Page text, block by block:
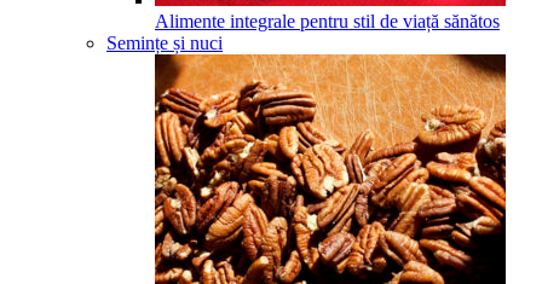
Alimente integrale pentru stil de viață sănătos
Semințe și nuci